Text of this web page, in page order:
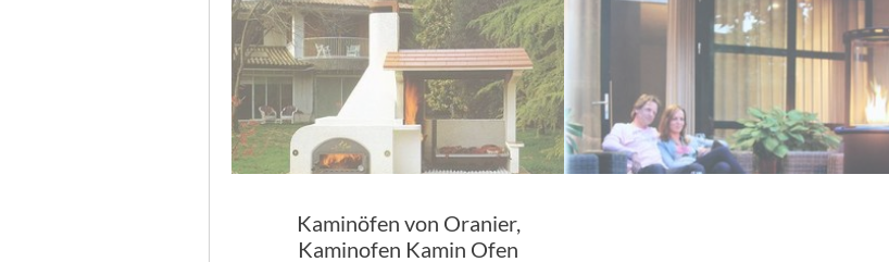
Kaminöfen von Oranier,
Kaminofen Kamin Ofen